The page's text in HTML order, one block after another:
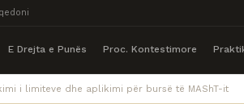
E Drejta e Punës Proc. Kontestimore
i limiteve dhe aplikimi për bursë të MAShT-it